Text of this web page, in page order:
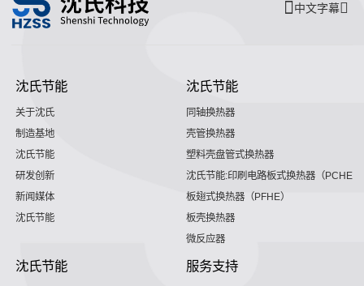
中文字幕
沈氏节能
关于沈氏
制造基地
沈氏节能
研发创新
新闻媒体
沈氏节能
沈氏节能
同轴换热器
壳管换热器
塑料壳盘管式换热器
沈氏节能:印刷电路板式换热器（PCHE）
板翅式换热器（PFHE）
板壳换热器
微反应器
沈氏节能 服务支持